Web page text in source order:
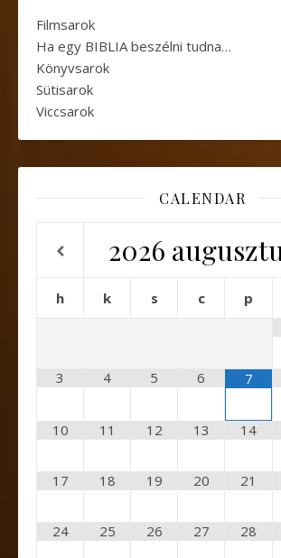
Filmsarok
Ha egy BIBLIA beszélni tudna…
Könyvsarok
Sütisarok
Viccsarok
CALENDAR
2026
h k s c p
3 4 5 6 7
10 11 12 13 14
17 18 19 20 21
24 25 26 27 28